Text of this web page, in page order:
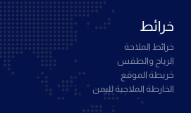
خرائط
خرائط الملاحة
الرياح والطقس
خريطة الموقع
الخارطة الملاحية لليمن